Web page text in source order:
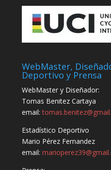
WebMaster,
Deportivo y Prensa
WebMaster y Diseñador:
Tomas Benitez Cartaya
email:
Estadístico Deportivo
Mario Pérez Fernandez
email: